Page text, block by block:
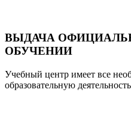
ВЫДАЧА
ОБУЧЕНИИ
Учебный центр имеет все
образовательную деятельность